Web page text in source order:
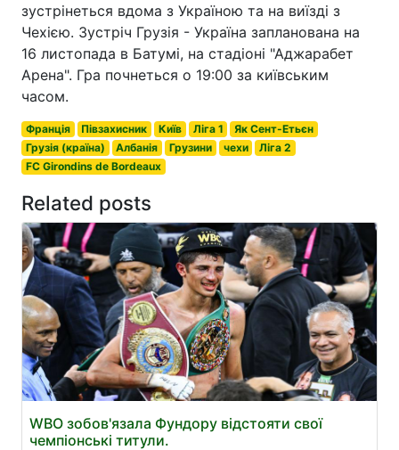
зустрінеться вдома з Україною та на виїзді з
Чехією. Зустріч Грузія - Україна запланована на
16 листопада в Батумі, на стадіоні "Аджарабет
Арена". Гра почнеться о 19:00 за київським
часом.
Франція Півзахисник Київ Ліга 1
Як Сент-Етьєн
Грузія (країна)
Албанія Грузини чехи
Ліга 2
FC Girondins de Bordeaux
Related posts
WBO зобов'язала Фундору відстояти свої
чемпіонські титули.